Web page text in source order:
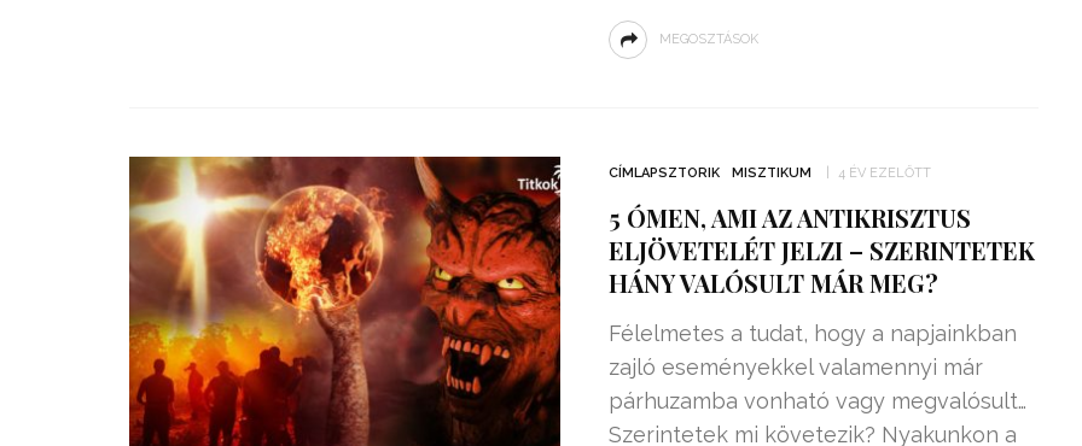
MEGOSZTÁSOK
CÍMLAPSZTORIK MISZTIKUM 4 ÉV EZELŐTT
5 ÓMEN, AMI AZ ANTIKRISZTUS
ELJÖVETELÉT JELZI – SZERINTETEK
HÁNY VALÓSULT MÁR MEG?
Félelmetes a tudat, hogy a napjainkban
zajló eseményekkel valamennyi már
párhuzamba vonható vagy megvalósult…
Szerintetek mi követezik? Nyakunkon a
NULLÁZZA AZ ÁRAMSZÁMLÁT
EZ A MOTOR!